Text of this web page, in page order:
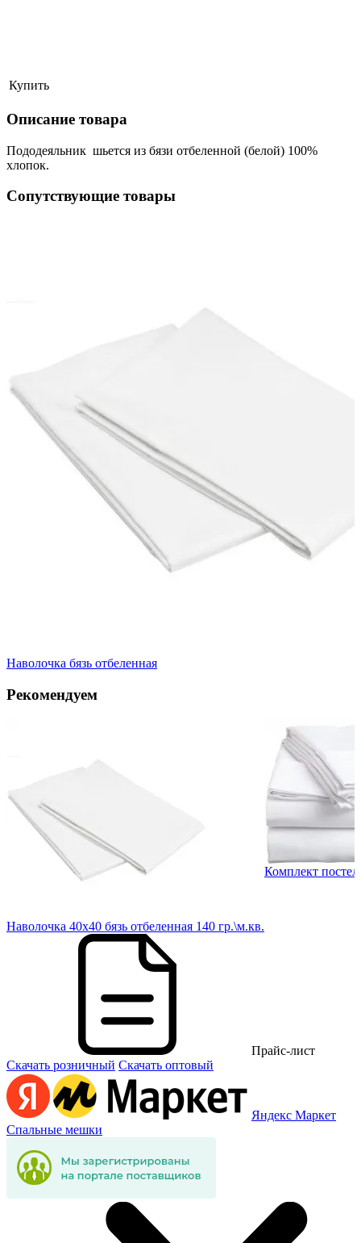
Купить
Описание товара
Пододеяльник шьется из бязи отбеленной (белой) 100%
хлопок.
Сопутствующие товары
Наволочка бязь отбеленная
Рекомендуем
Наволочка 40х40 бязь отбеленная 140 гр.\м.кв.
Комплект
Прайс-лист
Скачать розничный Скачать оптовый
Яндекс Маркет
Спальные мешки